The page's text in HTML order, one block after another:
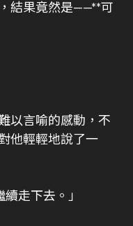
結果竟然是——**可
以言喻的感動，不
他輕輕地說了一
走下去。」